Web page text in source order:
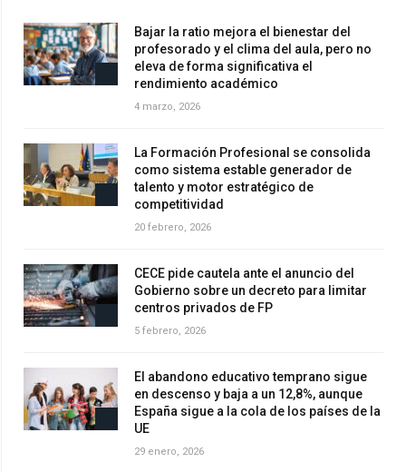
Bajar la ratio mejora el bienestar del
profesorado y el clima del aula, pero no
eleva de forma significativa el
rendimiento académico
4 marzo, 2026
La Formación Profesional se consolida
como sistema estable generador de
talento y motor estratégico de
competitividad
20 febrero, 2026
CECE pide cautela ante el anuncio del
Gobierno sobre un decreto para limitar
centros privados de FP
5 febrero, 2026
El abandono educativo temprano sigue
en descenso y baja a un 12,8%, aunque
España sigue a la cola de los países de la
UE
29 enero, 2026